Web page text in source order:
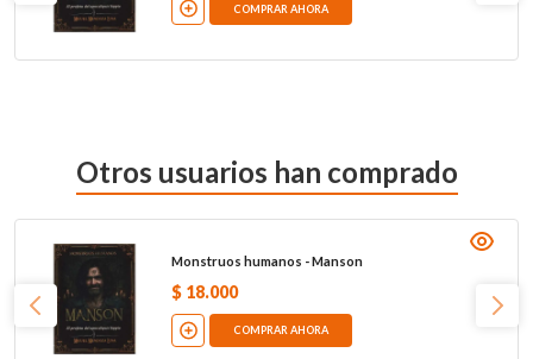
COMPRAR AHORA
Otros usuarios han comprado
Monstruos humanos - Manson
$ 18.000
COMPRAR AHORA